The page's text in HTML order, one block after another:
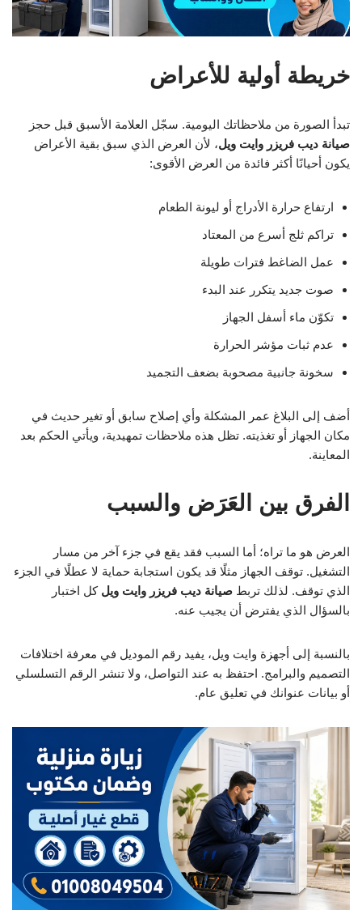
خريطة أولية للأعراض
تبدأ الصورة من ملاحظاتك اليومية. سجّل العلامة الأسبق قبل حجز
صيانة ديب فريزر وايت ويل، لأن العرض الذي سبق بقية الأعراض
يكون أحيانًا أكثر فائدة من العرض الأقوى:
ارتفاع حرارة الأدراج أو ليونة الطعام
تراكم ثلج أسرع من المعتاد
عمل الضاغط فترات طويلة
صوت جديد يتكرر عند البدء
تكوّن ماء أسفل الجهاز
عدم ثبات مؤشر الحرارة
سخونة جانبية مصحوبة بضعف التجميد
أضف إلى البلاغ عمر المشكلة وأي إصلاح سابق أو تغير حديث في
مكان الجهاز أو تغذيته. تظل هذه ملاحظات تمهيدية، ويأتي الحكم بعد
المعاينة.
الفرق بين العَرَض والسبب
العرض هو ما تراه؛ أما السبب فقد يقع في جزء آخر من مسار
التشغيل. توقف الجهاز مثلًا قد يكون استجابة حماية لا عطلًا في الجزء
الذي توقف. لذلك تربط صيانة ديب فريزر وايت ويل كل اختبار
بالسؤال الذي يفترض أن يجيب عنه.
بالنسبة إلى أجهزة وايت ويل، يفيد رقم الموديل في معرفة اختلافات
التصميم والبرامج. احتفظ به عند التواصل، ولا تنشر الرقم التسلسلي
أو بيانات عنوانك في تعليق عام.